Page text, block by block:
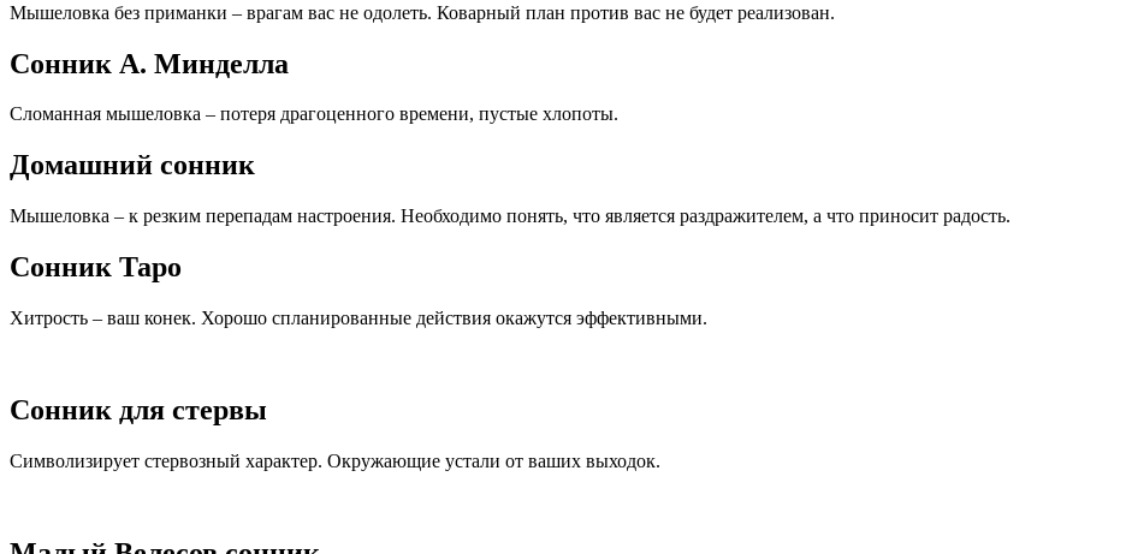
Мышеловка без приманки – врагам вас не одолеть. Коварный план против вас не будет реализован.
Сонник А. Минделла
Сломанная мышеловка – потеря драгоценного времени, пустые хлопоты.
Домашний сонник
Мышеловка – к резким перепадам настроения. Необходимо понять, что является раздражителем, а что приносит радость.
Сонник Таро
Хитрость – ваш конек. Хорошо спланированные действия окажутся эффективными.
Сонник для стервы
Символизирует стервозный характер. Окружающие устали от ваших выходок.